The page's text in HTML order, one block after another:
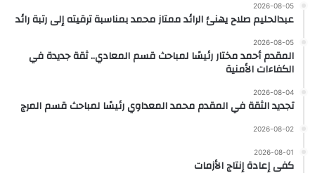
2026-08-05
عبدالحليم صلاح يهنئ الرائد ممتاز محمد بمناسبة ترقيته إلى رتبة رائد
2026-08-05
المقدم أحمد مختار رئيسًا لمباحث قسم المعادي.. ثقة جديدة في
الكفاءات الأمنية
2026-08-04
تجديد الثقة في المقدم محمد المعداوي رئيسًا لمباحث قسم المرج
2026-08-02
2026-08-01
كفى إعادة إنتاج الأزمات